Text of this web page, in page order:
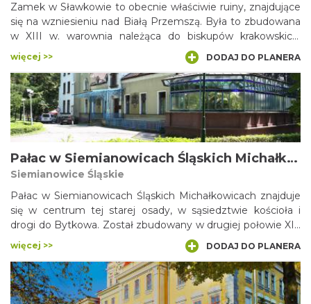
Zamek w Sławkowie to obecnie właściwie ruiny, znajdujące
się na wzniesieniu nad Białą Przemszą. Była to zbudowana
w XIII w. warownia należąca do biskupów krakowskich,
której zadaniem była obrona dostępu do miasta od strony
Krakowa. Badania wykopaliskowe, przeprowadzone w latach
1983-1990 na wzgórzu zamkowym zwanym Zamczyskiem,
doprowadziły do odsłonięcia ruin oraz utworzenia tu
rezerwatu archeologicznego.
więcej >> DODAJ DO PLANERA
Pałac w Siemianowicach Śląskich Michałkowicach
Siemianowice Śląskie
Pałac w Siemianowicach Śląskich Michałkowicach znajduje
się w centrum tej starej osady, w sąsiedztwie kościoła i
drogi do Bytkowa. Został zbudowany w drugiej połowie XIX
wieku dla właścicieli tutejszego majątku, von
Rheinbabenów; w pierwszym dziesięcioleciu następnego
stulecia był przebudowany w stylu romantycznego
neogotyku przez architekta Louisa Damego. W otoczeniu
pałacu – piękny starodrzew parkowy oraz zabytkowe
więcej >> DODAJ DO PLANERA